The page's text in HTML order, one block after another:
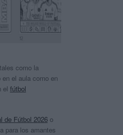
como la
el aula como en
el fútbol
de Fútbol 2026o
para los amantes